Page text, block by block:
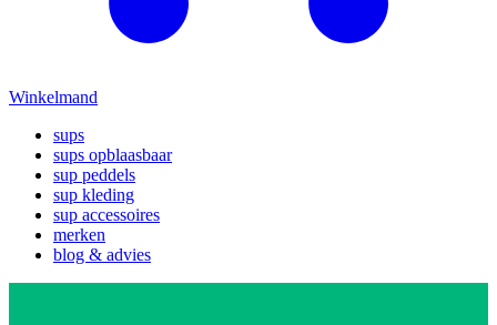
Winkelmand
sups
sups opblaasbaar
sup peddels
sup kleding
sup accessoires
merken
blog & advies